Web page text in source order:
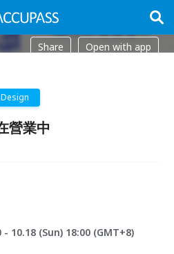
Share Open with app
Design
營業中
- 10.18 (Sun) 18:00 (GMT+8)